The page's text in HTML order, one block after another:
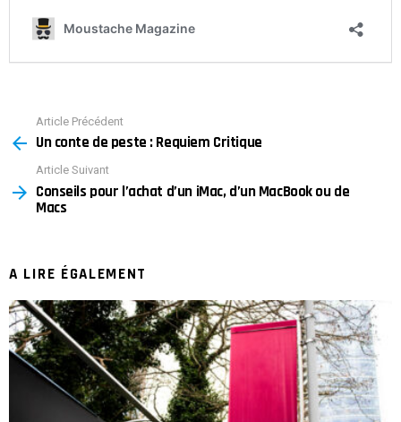
more
Article Précédent
Un conte de peste : Requiem Critique
Article Suivant
Conseils pour l’achat d’un iMac, d’un MacBook ou de
Macs
A LIRE ÉGALEMENT